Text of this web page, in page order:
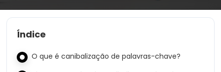
Índice
O que é canibalização de palavras-chave?